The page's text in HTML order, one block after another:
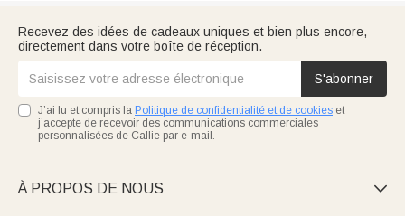
Recevez des idées de cadeaux uniques et bien plus encore,
directement dans votre boîte de réception.
S'abonner
J’ai lu et compris la Politique de confidentialité et de cookies et
j’accepte de recevoir des communications commerciales
personnalisées de Callie par e-mail.
À PROPOS DE NOUS 